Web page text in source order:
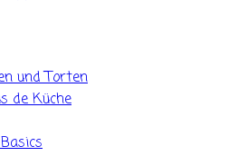
und Torten
de Küche